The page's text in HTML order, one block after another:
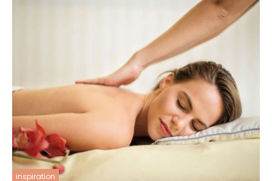
inspiration